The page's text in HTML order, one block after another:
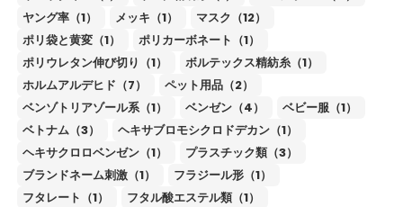
ヤング率（1）
メッキ（1）
マスク（12）
ポリ袋と黄変（1）
ポリカーボネート（1）
ポリウレタン伸び切り（1）
ボルテックス精紡糸（1）
ホルムアルデヒド（7）
ペット用品（2）
ベンゾトリアゾール系（1）
ベンゼン（4）
ベビー服（1）
ベトナム（3）
ヘキサブロモシクロドデカン（1）
ヘキサクロロベンゼン（1）
プラスチック類（3）
ブランドネーム刺激（1）
フラジール形（1）
フタレート（1）
フタル酸エステル類（1）